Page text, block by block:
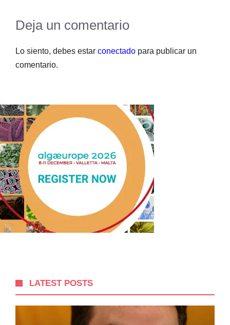
Deja un comentario
Lo siento, debes estar conectado para publicar un
comentario.
LATEST POSTS